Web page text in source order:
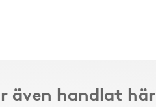
även handlat här